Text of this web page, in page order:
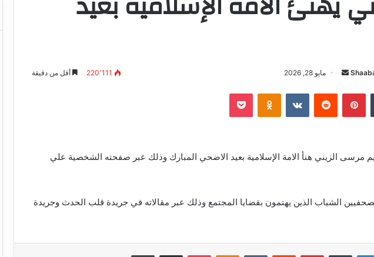
أ
ل
ي
إ
ت
مايو 28, 2026 220٬111 أقل من دقيقة
‏Tumblr بينتيريست ‏Reddit
‏VKontakte
Odnoklassniki بوكيت
مرسى الزيني هنأ الامة الإسلامية بعيد الاضحي المبارك وذلك عبر صفحته الشخصية علي
الشباب الذين يهتمون بقضايا المجتمع وذلك عبر مقالاته في جريدة قلب الحدث وجريدة